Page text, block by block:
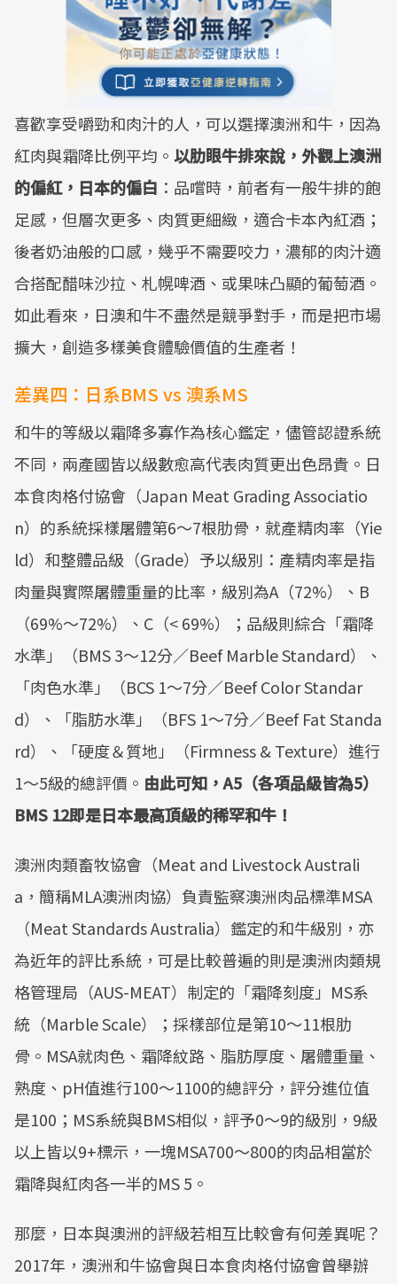
喜歡享受嚼勁和肉汁的人，可以選擇澳洲和牛，因為
紅肉與霜降比例平均。 以肋眼牛排來說，外觀上澳洲
的偏紅，日本的偏白 ：品嚐時，前者有一般牛排的飽
足感，但層次更多、肉質更細緻，適合卡本內紅酒；
後者奶油般的口感，幾乎不需要咬力，濃郁的肉汁適
合搭配醋味沙拉、札幌啤酒、或果味凸顯的葡萄酒。
如此看來，日澳和牛不盡然是競爭對手，而是把市場
擴大，創造多樣美食體驗價值的生產者！
差異四：日系BMS vs 澳系MS
和牛的等級以霜降多寡作為核心鑑定，儘管認證系統
不同，兩產國皆以級數愈高代表肉質更出色昂貴。日
本食肉格付協會（Japan Meat Grading Associatio
n）的系統採樣屠體第6～7根肋骨，就產精肉率（Yie
ld）和整體品級（Grade）予以級別：產精肉率是指
肉量與實際屠體重量的比率，級別為A（72%）、B
（69%～72%）、C（< 69%）；品級則綜合「霜降
水準」（BMS 3～12分／Beef Marble Standard）、
「肉色水準」（BCS 1～7分／Beef Color Standar
d）、「脂肪水準」（BFS 1～7分／Beef Fat Standa
rd）、「硬度＆質地」（Firmness & Texture）進行
1～5級的總評價。 由此可知，A5（各項品級皆為5）
BMS 12即是日本最高頂級的稀罕和牛！
澳洲肉類畜牧協會（Meat and Livestock Australi
a，簡稱MLA澳洲肉協）負責監察澳洲肉品標準MSA
（Meat Standards Australia）鑑定的和牛級別，亦
為近年的評比系統，可是比較普遍的則是澳洲肉類規
格管理局（AUS-MEAT）制定的「霜降刻度」MS系
統（Marble Scale）；採樣部位是第10～11根肋
骨。MSA就肉色、霜降紋路、脂肪厚度、屠體重量、
熟度、pH值進行100～1100的總評分，評分進位值
是100；MS系統與BMS相似，評予0～9的級別，9級
以上皆以9+標示，一塊MSA700～800的肉品相當於
霜降與紅肉各一半的MS 5。
那麼，日本與澳洲的評級若相互比較會有何差異呢？
2017年，澳洲和牛協會與日本食肉格付協會曾舉辦